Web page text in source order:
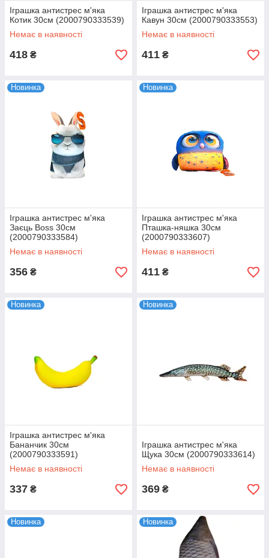
Іграшка антистрес м'яка
Котик 30см (2000790333539)
Немає в наявності
418 ₴
Іграшка антистрес м'яка
Кавун 30см (2000790333553)
Немає в наявності
411 ₴
Новинка
Іграшка антистрес м'яка
Заєць Boss 30см
(2000790333584)
Немає в наявності
356 ₴
Новинка
Іграшка антистрес м'яка
Пташка-няшка 30см
(2000790333607)
Немає в наявності
411 ₴
Новинка
Іграшка антистрес м'яка
Бананчик 30см
(2000790333591)
Немає в наявності
337 ₴
Новинка
Іграшка антистрес м'яка
Щука 30см (2000790333614)
Немає в наявності
369 ₴
Новинка Новинка